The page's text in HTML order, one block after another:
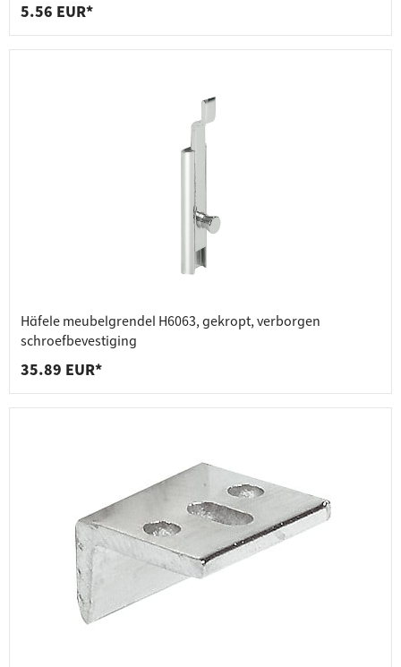
5.56 EUR*
Häfele meubelgrendel H6063, gekropt, verborgen
schroefbevestiging
35.89 EUR*